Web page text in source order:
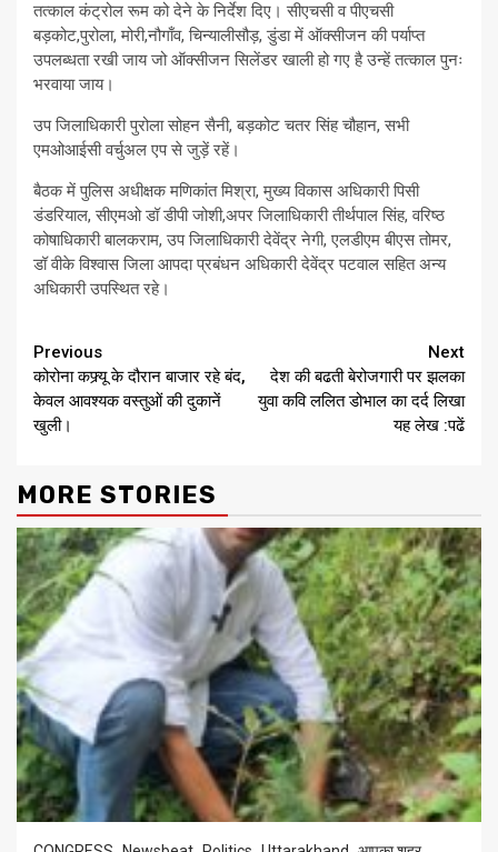
तत्काल कंट्रोल रूम को देने के निर्देश दिए। सीएचसी व पीएचसी
बड़कोट,पुरोला, मोरी,नौगाँव, चिन्यालीसौड़, डुंडा में ऑक्सीजन की पर्याप्त
उपलब्धता रखी जाय जो ऑक्सीजन सिलेंडर खाली हो गए है उन्हें तत्काल पुनः
भरवाया जाय।
उप जिलाधिकारी पुरोला सोहन सैनी, बड़कोट चतर सिंह चौहान, सभी
एमओआईसी वर्चुअल एप से जुड़ें रहें।
बैठक में पुलिस अधीक्षक मणिकांत मिश्रा, मुख्य विकास अधिकारी पिसी
डंडरियाल, सीएमओ डॉ डीपी जोशी,अपर जिलाधिकारी तीर्थपाल सिंह, वरिष्ठ
कोषाधिकारी बालकराम, उप जिलाधिकारी देवेंद्र नेगी, एलडीएम बीएस तोमर,
डॉ वीके विश्वास जिला आपदा प्रबंधन अधिकारी देवेंद्र पटवाल सहित अन्य
अधिकारी उपस्थित रहे।
Continue
Reading
Previous
कोरोना कफ्र्यू के दौरान बाजार रहे बंद,
केवल आवश्यक वस्तुओं की दुकानें
खुली।
Next
देश की बढती बेरोजगारी पर झलका
युवा कवि ललित डोभाल का दर्द लिखा
यह लेख :पढें
MORE STORIES